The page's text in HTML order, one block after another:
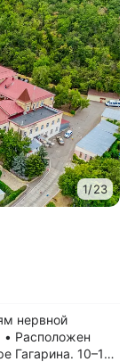
1/23
нервной
• Расположен
Гагарина. 10–15